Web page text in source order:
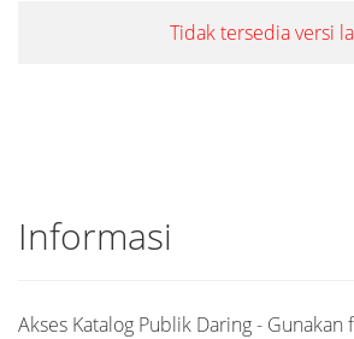
Tidak tersedia versi
Informasi
Akses Katalog Publik Daring - Gunakan